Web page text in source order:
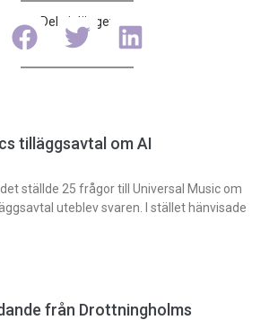
Dela inlägget
tilläggsavtal om AI
ställde 25 frågor till Universal Music om
uteblev svaren. I stället hänvisade
från Drottningholms